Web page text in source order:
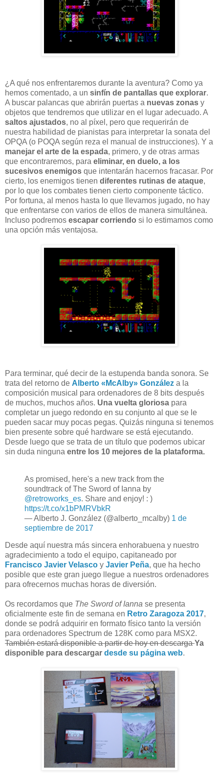
¿A qué nos enfrentaremos durante la aventura? Como ya
hemos comentado, a un sinfín de pantallas que explorar.
A buscar palancas que abrirán puertas a nuevas zonas y
objetos que tendremos que utilizar en el lugar adecuado. A
saltos ajustados, no al píxel, pero que requerirán de
nuestra habilidad de pianistas para interpretar la sonata del
OPQA (o POQA según reza el manual de instrucciones). Y a
manejar el arte de la espada, primero, y de otras armas
que encontraremos, para eliminar, en duelo, a los
sucesivos enemigos que intentarán hacernos fracasar. Por
cierto, los enemigos tienen diferentes rutinas de ataque,
por lo que los combates tienen cierto componente táctico.
Por fortuna, al menos hasta lo que llevamos jugado, no hay
que enfrentarse con varios de ellos de manera simultánea.
Incluso podremos escapar corriendo si lo estimamos como
una opción más ventajosa.
Para terminar, qué decir de la estupenda banda sonora. Se
trata del retorno de Alberto «McAlby» González a la
composición musical para ordenadores de 8 bits después
de muchos, muchos años. Una vuelta gloriosa para
completar un juego redondo en su conjunto al que se le
pueden sacar muy pocas pegas. Quizás ninguna si tenemos
bien presente sobre qué hardware se está ejecutando.
Desde luego que se trata de un título que podemos ubicar
sin duda ninguna entre los 10 mejores de la plataforma.
As promised, here's a new track from the
soundtrack of The Sword of Ianna by
@retroworks_es. Share and enjoy! : )
https://t.co/x1bPMRVbkR
— Alberto J. González (@alberto_mcalby) 1 de
septiembre de 2017
Desde aquí nuestra más sincera enhorabuena y nuestro
agradecimiento a todo el equipo, capitaneado por
Francisco Javier Velasco y Javier Peña, que ha hecho
posible que este gran juego llegue a nuestros ordenadores
para ofrecernos muchas horas de diversión.
Os recordamos que The Sword of Ianna se presenta
oficialmente este fin de semana en Retro Zaragoza 2017,
donde se podrá adquirir en formato físico tanto la versión
para ordenadores Spectrum de 128K como para MSX2.
También estará disponible a partir de hoy en descargaYa
disponible para descargar desde su página web.